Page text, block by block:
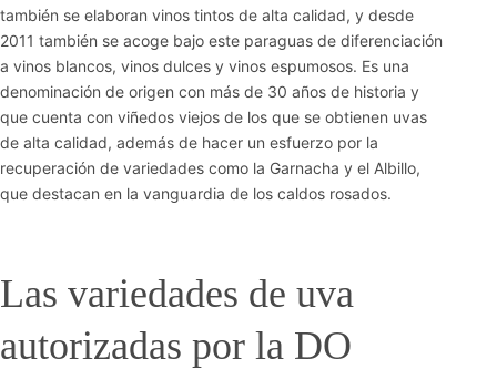
también se elaboran vinos tintos de alta calidad, y desde
2011 también se acoge bajo este paraguas de diferenciación
a vinos blancos, vinos dulces y vinos espumosos. Es una
denominación de origen con más de 30 años de historia y
que cuenta con viñedos viejos de los que se obtienen uvas
de alta calidad, además de hacer un esfuerzo por la
recuperación de variedades como la Garnacha y el Albillo,
que destacan en la vanguardia de los caldos rosados.
Las variedades de uva
autorizadas por la DO